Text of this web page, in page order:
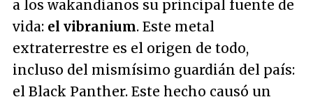
a los wakandianos su principal fuente de
vida: el vibranium. Este metal
extraterrestre es el origen de todo,
incluso del mismísimo guardián del país:
el Black Panther. Este hecho causó un